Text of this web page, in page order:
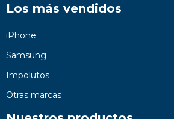
Los más vendidos
iPhone
Samsung
Impolutos
Otras marcas